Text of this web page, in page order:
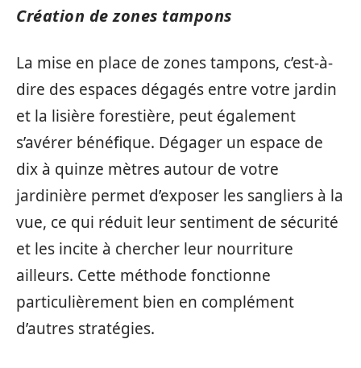
Création de zones tampons
La mise en place de zones tampons, c’est-à-
dire des espaces dégagés entre votre jardin
et la lisière forestière, peut également
s’avérer bénéfique. Dégager un espace de
dix à quinze mètres autour de votre
jardinière permet d’exposer les sangliers à la
vue, ce qui réduit leur sentiment de sécurité
et les incite à chercher leur nourriture
ailleurs. Cette méthode fonctionne
particulièrement bien en complément
d’autres stratégies.